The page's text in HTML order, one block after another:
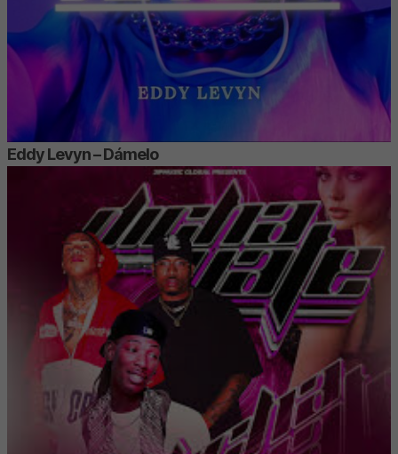
Eddy Levyn – Dámelo